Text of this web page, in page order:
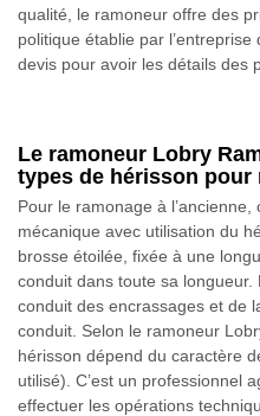
qualité, le ramoneur offre des
politique établie par
devis pour avoir les détails des
Le ramoneur Lobry
types de hérisson pour
Pour le ramonage à l’ancienne,
mécanique avec utilisation du
brosse étoilée, fixée à une
conduit dans toute sa longueur.
conduit des encrassages et de
conduit. Selon le ramoneur
hérisson dépend du caractère
utilisé). C’est un professionnel
effectuer les opérations